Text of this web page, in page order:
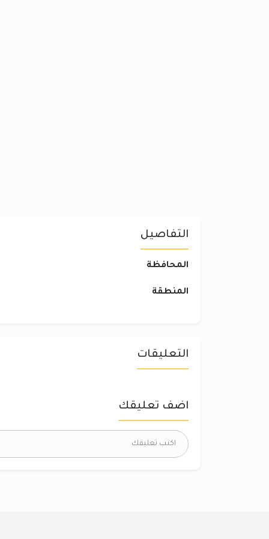
التفاصيل
المحافظة
المنطقة
التعليقات
اضف تعليقك